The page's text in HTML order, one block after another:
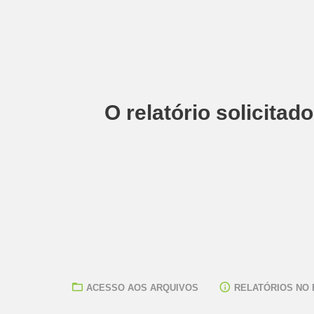
O relatório
ACESSO AOS ARQUIVOS RELATÓRIOS NO